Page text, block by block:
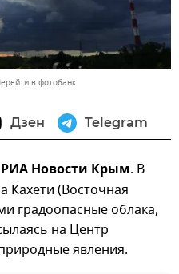
в фотобанк
Дзен Telegram
Новости Крым. В
Кахети (Восточная
градоопасные облака,
на Центр
явления.